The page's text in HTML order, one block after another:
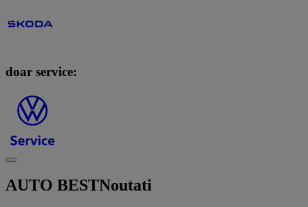
doar service:
AUTO BESTNoutati